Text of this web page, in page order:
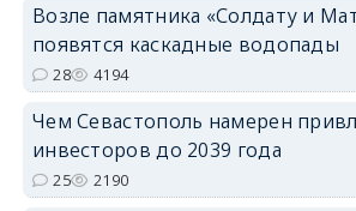
Возле памятника «Солдату и
появятся каскадные водопады
28 4194
Чем Севастополь намерен
инвесторов до 2039 года
25 2190